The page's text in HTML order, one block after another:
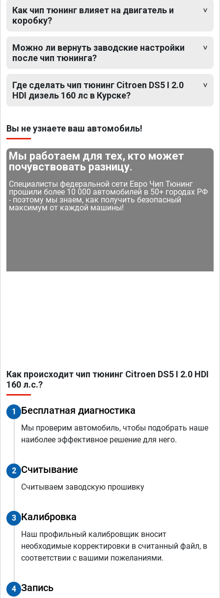
Как чип тюнинг влияет на двигатель и
коробку?
Можно ли вернуть заводские настройки
после чип тюнинга?
Где сделать чип тюнинг Citroen DS5 I 2.0
HDI дизель 160 лс в Курске?
Вы не узнаете ваш автомобиль!
Мы работаем для тех, кто может
почувствовать разницу.
Специалисты федеральной сети Евро Чип Тюнинг
прошили более 10 000 автомобилей в 50+ городах РФ
- поэтому мы знаем, как получить безопасный
максимум от каждой машины!
Как происходит чип тюнинг Citroen DS5 I 2.0 HDI
160 л.с.?
1 Бесплатная диагностика
Мы проверим автомобиль, чтобы подобрать наше
наиболее эффективное решение для него.
2 Считывание
Считываем заводскую прошивку
3 Калибровка
Наш профильный калибровщик вносит
необходимые корректировки в считанный файл, в
соответствии с вашими пожеланиями.
4 Запись